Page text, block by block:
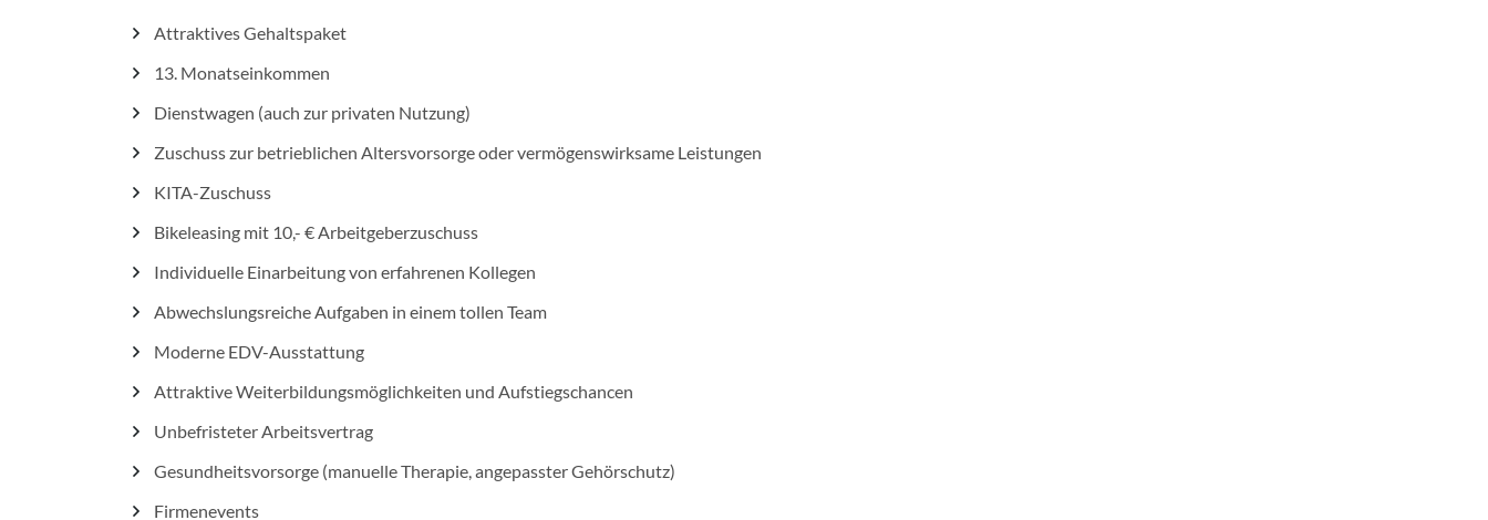
Attraktives Gehaltspaket
13. Monatseinkommen
Dienstwagen (auch zur privaten Nutzung)
Zuschuss zur betrieblichen Altersvorsorge oder vermögenswirksame Leistungen
KITA-Zuschuss
Bikeleasing mit 10,- € Arbeitgeberzuschuss
Individuelle Einarbeitung von erfahrenen Kollegen
Abwechslungsreiche Aufgaben in einem tollen Team
Moderne EDV-Ausstattung
Attraktive Weiterbildungsmöglichkeiten und Aufstiegschancen
Unbefristeter Arbeitsvertrag
Gesundheitsvorsorge (manuelle Therapie, angepasster Gehörschutz)
Firmenevents